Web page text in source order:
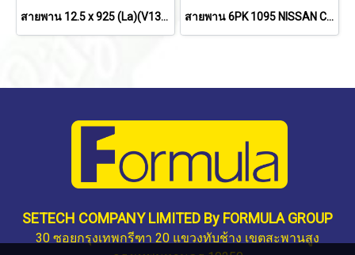
สายพาน 12.5 x 925 (La)(V13x917) MITSUBISHI STRADA'96/ NISSAN FRONTIER'97 2.7 สายพาน 6PK 1095 NISSAN CEFIRO'94 2.0
SETECH COMPANY LIMITED By FORMULA GROUP
30 ซอยกรุงเทพกรีฑา 20 แขวงทับช้าง เขตสะพานสูง